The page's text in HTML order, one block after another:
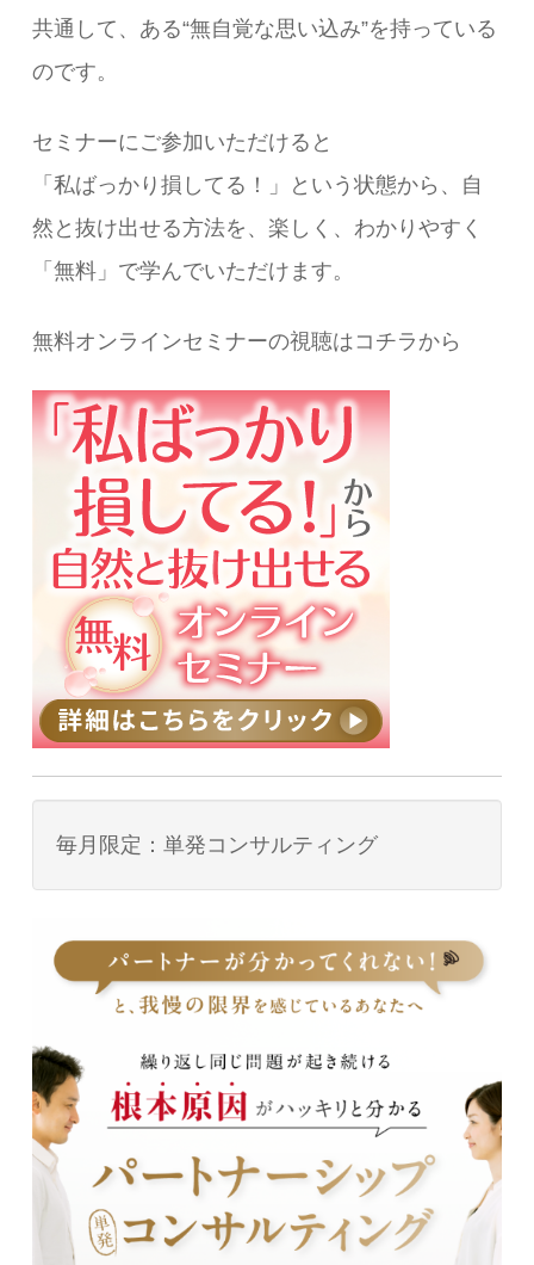
共通して、ある“無自覚な思い込み”を持っている
のです。
セミナーにご参加いただけると
「私ばっかり損してる！」という状態から、自
然と抜け出せる方法を、楽しく、わかりやすく
「無料」で学んでいただけます。
無料オンラインセミナーの視聴はコチラから
毎月限定：単発コンサルティング